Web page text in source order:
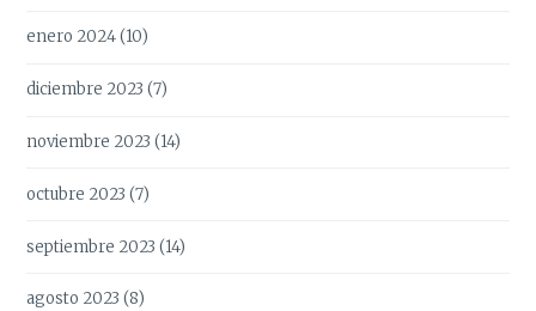
enero 2024(10)
diciembre 2023 (7)
noviembre 2023 (14)
octubre 2023 (7)
septiembre 2023 (14)
agosto 2023 (8)